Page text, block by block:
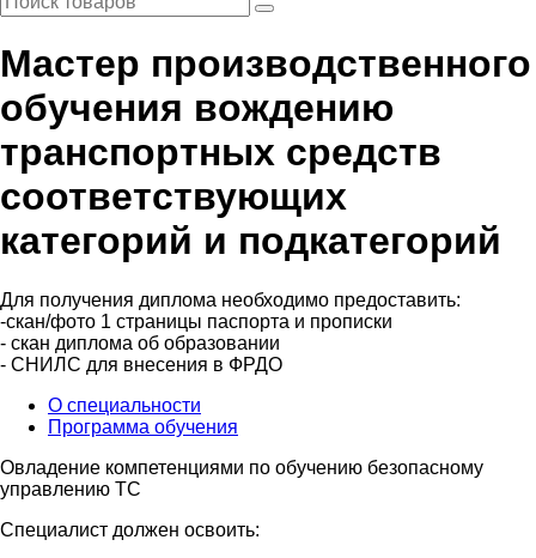
Мастер производственного
обучения вождению
транспортных средств
соответствующих
категорий и подкатегорий
Для получения диплома необходимо предоставить:
-скан/фото 1 страницы паспорта и прописки
- скан диплома об образовании
- СНИЛС для внесения в ФРДО
О специальности
Программа обучения
Овладение компетенциями по обучению безопасному
управлению ТС
Специалист должен освоить: